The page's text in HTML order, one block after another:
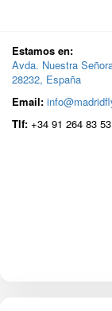
Estamos en:
Avda. Nuestra
28232, España
Email:
Tlf: +34 91 264 83 53